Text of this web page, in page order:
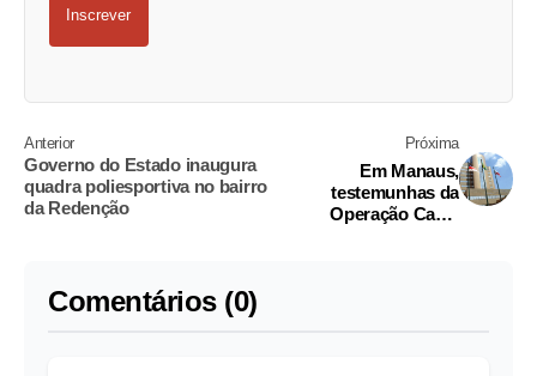
Inscrever
Anterior
Governo do Estado inaugura
quadra poliesportiva no bairro
da Redenção
Próxima
Em Manaus,
testemunhas da
Operação Cauxi
Comentários (0)